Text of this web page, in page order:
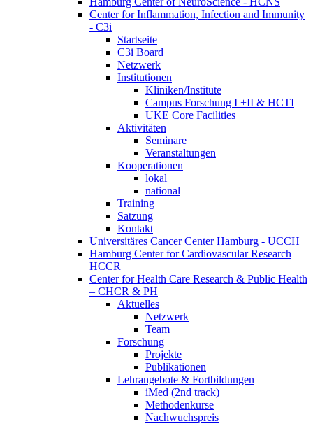
Center for Inflammation, Infection and Immunity
- C3i
Startseite
C3i Board
Netzwerk
Institutionen
Kliniken/Institute
Campus Forschung I +II & HCTI
UKE Core Facilities
Aktivitäten
Seminare
Veranstaltungen
Kooperationen
lokal
national
Training
Satzung
Kontakt
Universitäres Cancer Center Hamburg - UCCH
Hamburg Center for Cardiovascular Research
HCCR
Center for Health Care Research & Public Health
– CHCR & PH
Aktuelles
Netzwerk
Team
Forschung
Projekte
Publikationen
Lehrangebote & Fortbildungen
iMed (2nd track)
Methodenkurse
Nachwuchspreis